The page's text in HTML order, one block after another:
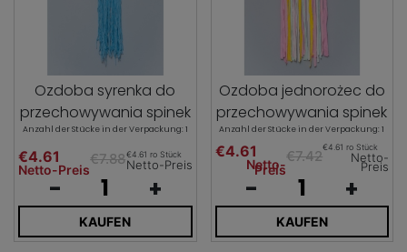
Ozdoba syrenka do
przechowywania spinek
Anzahl der Stücke in der Verpackung: 1
€4.61
Netto-Preis
€7.88€4.61 ro Stück
Netto-Preis
- +
KAUFEN
Ozdoba jednorożec do
przechowywania spinek
Anzahl der Stücke in der Verpackung: 1
€4.61
Netto-
Preis
€7.42€4.61 ro Stück
Netto-
Preis
- +
KAUFEN